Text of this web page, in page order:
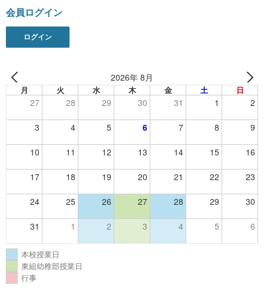
会員ログイン
ログイン
2026年 8月
月 火 水 木 金 土 日
27 28 29 30 31 1 2
3 4 5 6 7 8 9
10 11 12 13 14 15 16
17 18 19 20 21 22 23
24 25 26 27 28 29 30
31 1 2 3 4 5 6
本校授業日
東組幼稚部授業日
行事